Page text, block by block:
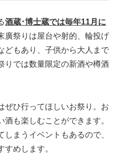
酒蔵･博士蔵では毎年11月に
廣祭りは屋台や射的、輪投げ
どもあり、子供から大人まで
りでは数量限定の新酒や樽酒
ぜひ行ってほしいお祭り。お
も楽しむことができます。
まうイベントもあるので、
めします。